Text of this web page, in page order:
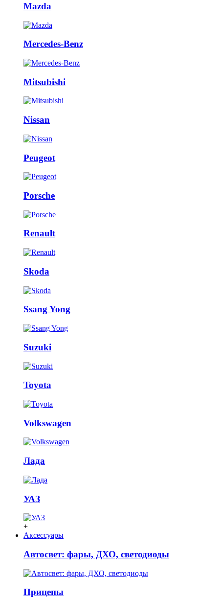
Mazda
Mercedes-Benz
Mitsubishi
Nissan
Peugeot
Porsche
Renault
Skoda
Ssang Yong
Suzuki
Toyota
Volkswagen
Лада
УАЗ
+
Аксессуары
Автосвет: фары, ДХО, светодиоды
Прицепы